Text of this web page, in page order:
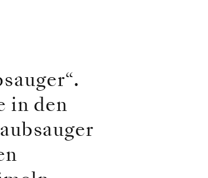
in den